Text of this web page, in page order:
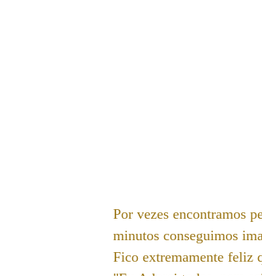
Por vezes encontramos
minutos conseguimos
Fico extremamente feliz